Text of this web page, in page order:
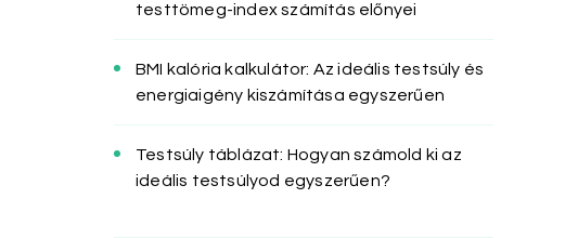
testtömeg-index számítás előnyei
BMI kalória kalkulátor: Az ideális testsúly és
energiaigény kiszámítása egyszerűen
Testsúly táblázat: Hogyan számold ki az
ideális testsúlyod egyszerűen?